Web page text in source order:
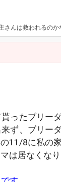
当してくれた弁護士にも言われました。 夜は落ち着きますよね。誰も訪問する事はないですしね。外部の音にビクビ
ったブリー
ず、ブリー
11/8に私の
は居なくなり